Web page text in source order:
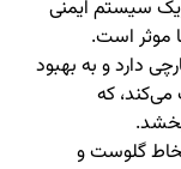
سیستم ایمنی
موثر است.
دارد و به بهبود
که
گلوست و